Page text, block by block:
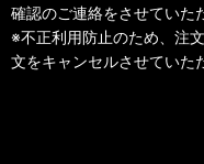
確認のご連絡をさせていた
※不正利用防止のため、注
文をキャンセルさせていた